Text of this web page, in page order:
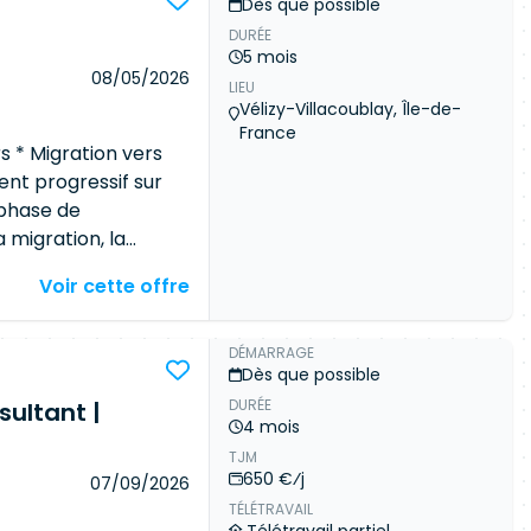
référencés. 50 à
des analyses de
RM et
la sécurité
Produire
supports
auprès des
les choix
contribuer à la
sécurité et
08/05/2026
* Migration vers
progressif sur
de
migration, la
Environnement *
projet
règles de
données Recette
des campagnes
Analyse *
* Contribution
Voir cette offre
Dès que possible
DURÉE
5 mois
LIEU
Vélizy-Villacoublay, Île-de-
France
|
07/09/2026
DÉMARRAGE
Dès que possible
DURÉE
4 mois
TJM
650 €⁄j
TÉLÉTRAVAIL